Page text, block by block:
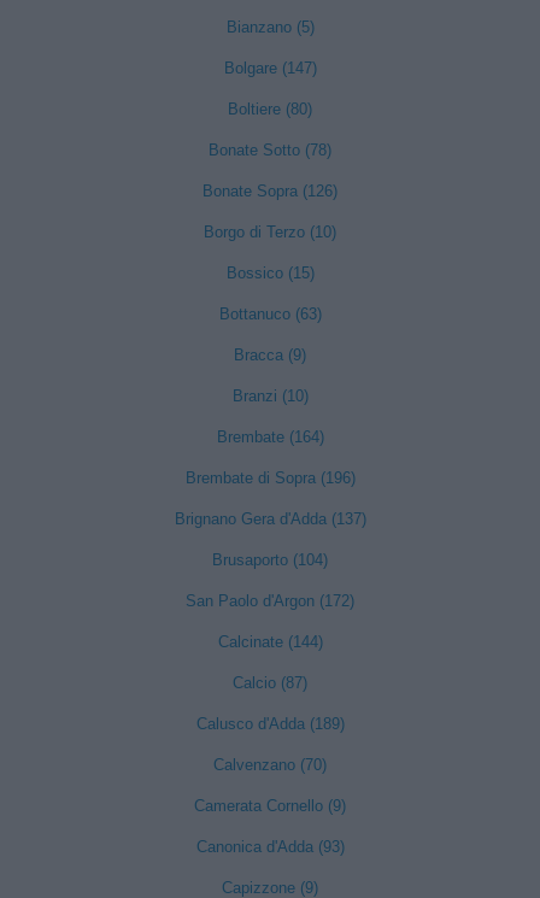
Bianzano (5)
Bolgare (147)
Boltiere (80)
Bonate Sotto (78)
Bonate Sopra (126)
Borgo di Terzo (10)
Bossico (15)
Bottanuco (63)
Bracca (9)
Branzi (10)
Brembate (164)
Brembate di Sopra (196)
Brignano Gera d'Adda (137)
Brusaporto (104)
San Paolo d'Argon (172)
Calcinate (144)
Calcio (87)
Calusco d'Adda (189)
Calvenzano (70)
Camerata Cornello (9)
Canonica d'Adda (93)
Capizzone (9)